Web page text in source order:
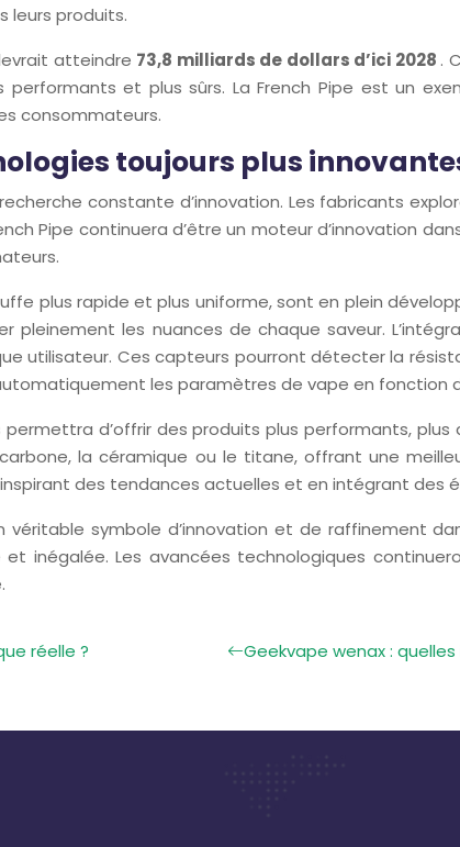
leurs produits.
atteindre 73,8 milliards de dollars d’ici 2028 .
et plus sûrs. La French Pipe est un
consommateurs.
toujours plus
constante d’innovation. Les fabricants
Pipe continuera d’être un moteur d’innovation
plus rapide et plus uniforme, sont en plein
les nuances de chaque saveur.
utilisateur. Ces capteurs pourront détecter la
les paramètres de vape en fonction
d’offrir des produits plus performants,
la céramique ou le titane, offrant une
des tendances actuelles et en intégrant
véritable symbole d’innovation et de raffinement
inégalée. Les avancées technologiques
réelle ? Geekvape wenax :